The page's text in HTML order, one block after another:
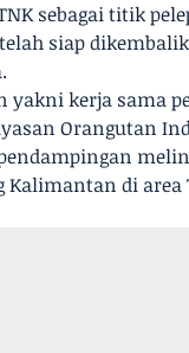
sebagai titik
siap
yakni kerja sama
Orangutan
Kalimantan di area